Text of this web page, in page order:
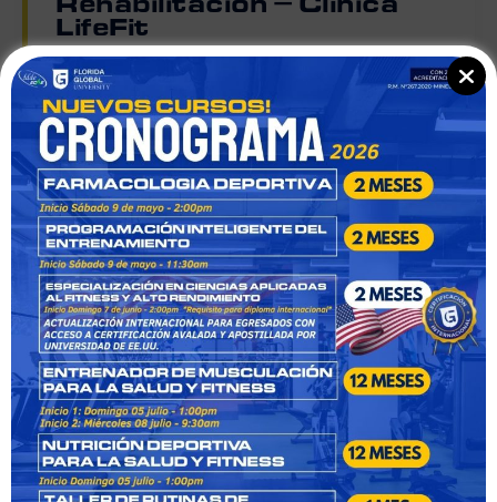
LifeFit
Arequipa
Tiempo completo
recursoshumanos@lifefit.pe
Instructor de Natación
– Club Aqua
Trujillo
Por horas
talento@clubaqua.com